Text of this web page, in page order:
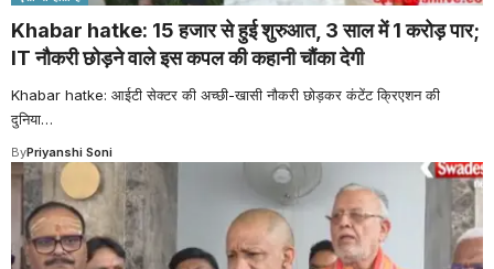
Khabar hatke: 15 हजार से हुई शुरुआत, 3 साल में 1 करोड़ पार;
IT नौकरी छोड़ने वाले इस कपल की कहानी चौंका देगी
Khabar hatke: आईटी सेक्टर की अच्छी-खासी नौकरी छोड़कर कंटेंट क्रिएशन की
दुनिया…
ByPriyanshi Soni